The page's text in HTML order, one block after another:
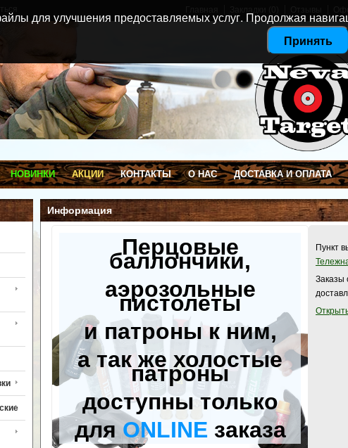
НОВИНКИ АКЦИИ КОНТАКТЫ О НАС ДОСТАВКА И ОПЛАТА
Информация
Перцовые
баллончики,
аэрозольные
пистолеты
и патроны к ним,
а так же холостые
патроны
доступны только
дляONLINE заказа
Пункт
Заказы
для улучшения предоставляемых услуг. Продолжая
Принять